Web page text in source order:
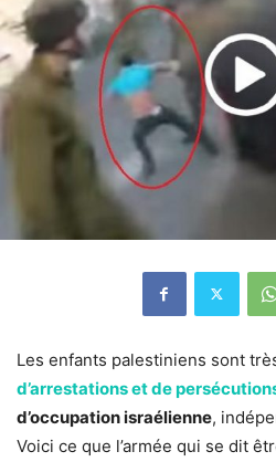
Les enfants palestiniens sont
d’arrestations et de
d’occupation israélienne,
Voici ce que l’armée qui se dit